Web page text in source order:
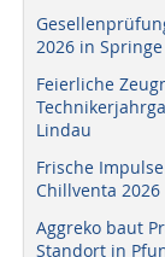
2026 in Springe
Feierliche
Lindau
Frische
Chillventa 2026
Aggreko baut
Standort in